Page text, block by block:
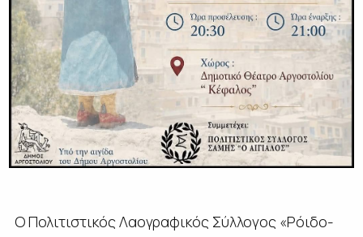
Ο Πολιτιστικός Λαογραφικός Σύλλογος «Ρόιδο-